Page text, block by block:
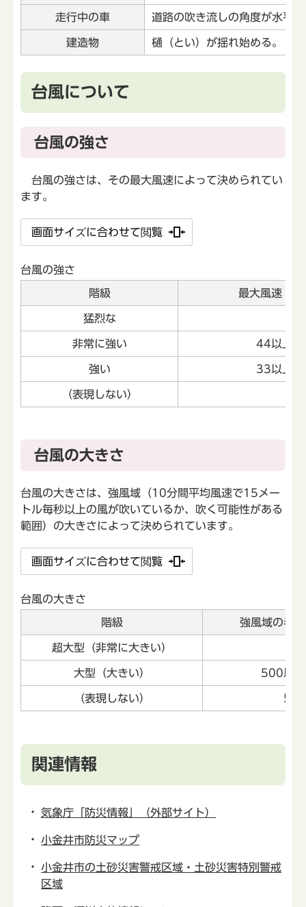
走行中の車 道路の吹き流しの角度が水平
建造物 樋（とい）が揺れ始める。
台風について
台風の強さ
台風の強さは、その最大風速によって決められてい
ます。
画面サイズに合わせて閲覧
台風の強さ
階級 最大風速（
猛烈な
非常に強い 44以上
強い 33以上
（表現しない）
台風の大きさ
台風の大きさは、強風域（10分間平均風速で15メー
トル毎秒以上の風が吹いているか、吹く可能性がある
範囲）の大きさによって決められています。
画面サイズに合わせて閲覧
台風の大きさ
階級 強風域の半
超大型（非常に大きい）
大型（大きい） 500以
（表現しない） 500
関連情報
気象庁「防災情報」（外部サイト）
小金井市防災マップ
小金井市の土砂災害警戒区域・土砂災害特別警戒
区域